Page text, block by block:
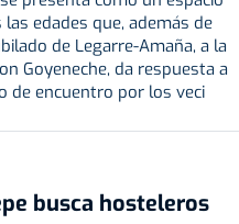
edades que, además de
de Legarre-Amaña, a la
Goyeneche, da respuesta a
de encuentro por los veci
busca hosteleros